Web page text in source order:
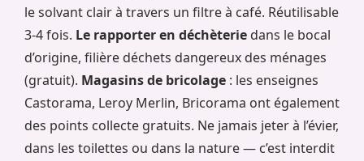
le solvant clair à travers un filtre à café. Réutilisable
3-4 fois. Le rapporter en déchèterie dans le bocal
d’origine, filière déchets dangereux des ménages
(gratuit). Magasins de bricolage : les enseignes
Castorama, Leroy Merlin, Bricorama ont également
des points collecte gratuits. Ne jamais jeter à l’évier,
dans les toilettes ou dans la nature — c’est interdit